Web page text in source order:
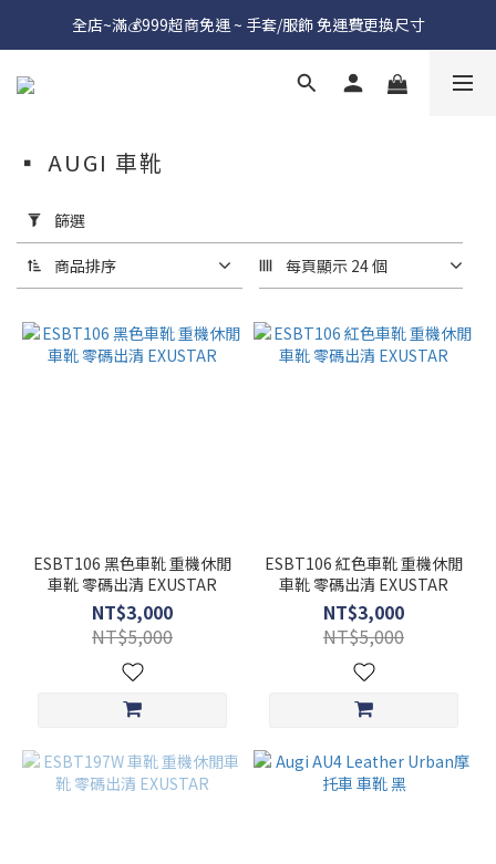
全店~滿💰999超商免運 ~ 手套/服飾 免運費更換尺寸
用
篩
選
(0/20)
價格
(NT$)
寸
39
(5)
42
▪︎ AUGI 車靴
篩選
商品排序 每頁顯示 24 個
ESBT106 黑色車靴 重機休閒
車靴 零碼出清 EXUSTAR
NT$3,000
NT$5,000
ESBT106 紅色車靴 重機休閒
車靴 零碼出清 EXUSTAR
NT$3,000
NT$5,000